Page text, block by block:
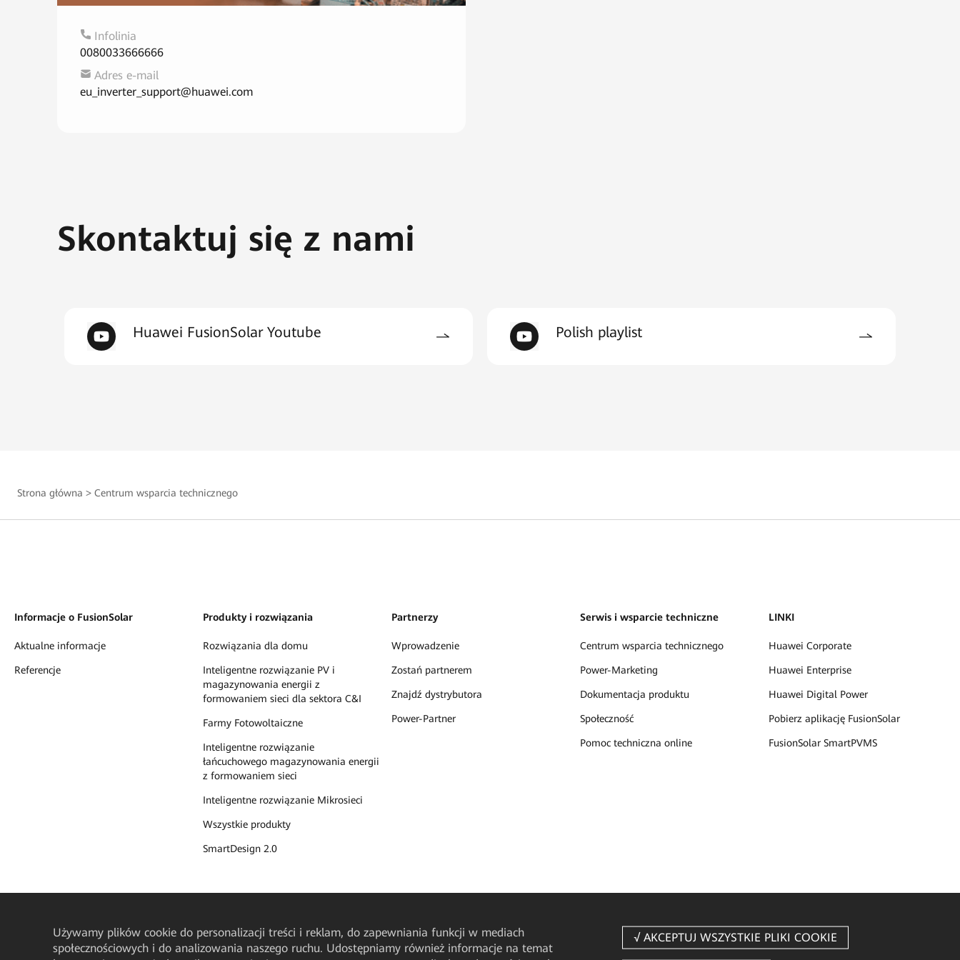
Infolinia
0080033666666
Adres e-mail
eu_inverter_support@huawei.com
Skontaktuj się z nami
Huawei FusionSolar Youtube Polish playlist
Strona główna > Centrum wsparcia technicznego
Informacje o FusionSolar
Aktualne informacje
Referencje
Produkty i rozwiązania
Rozwiązania dla domu
Inteligentne rozwiązanie PV i
magazynowania energii z
formowaniem sieci dla sektora C&I
Farmy Fotowoltaiczne
Inteligentne rozwiązanie
łańcuchowego magazynowania energii
z formowaniem sieci
Inteligentne rozwiązanie Mikrosieci
Wszystkie produkty
SmartDesign 2.0
Partnerzy
Wprowadzenie
Zostań partnerem
Znajdź dystrybutora
Power-Partner
Serwis i wsparcie techniczne
Centrum wsparcia technicznego
Power-Marketing
Dokumentacja produktu
Społeczność
Pomoc techniczna online
LINKI
Huawei Corporate
Huawei Enterprise
Huawei Digital Power
Pobierz aplikację FusionSolar
FusionSolar SmartPVMS
Używamy plików cookie do personalizacji treści i reklam, do zapewniania funkcji w mediach
społecznościowych i do analizowania naszego ruchu. Udostępniamy również informacje na temat